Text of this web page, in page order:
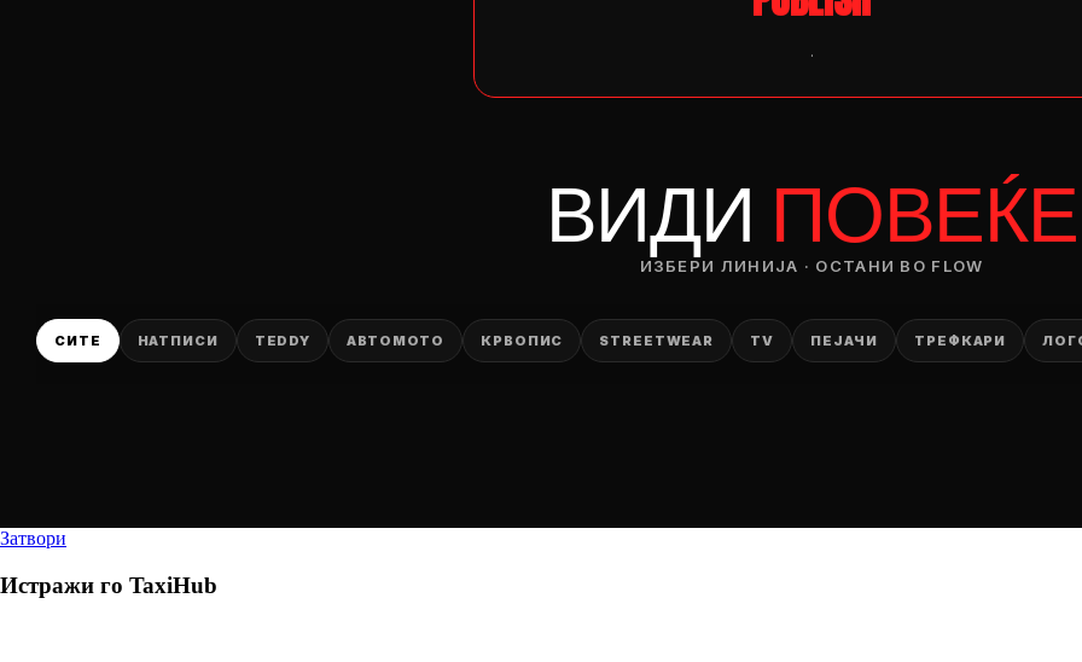
.
ВИДИ ПОВЕЌЕ
ИЗБЕРИ ЛИНИЈА · ОСТАНИ ВО FLOW
СИТЕ НАТПИСИ TEDDY АВТОМОТО КРВОПИС STREETWEAR TV ПЕЈАЧИ ТРЕФКАРИ
Затвори
Истражи го TaxiHub